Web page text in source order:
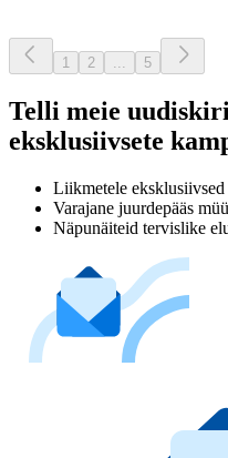
1 2 ... 5
Telli meie
eksklusiivsete
Liikmetele eksklusiivsed
Varajane juurdepääs
Näpunäiteid tervislike